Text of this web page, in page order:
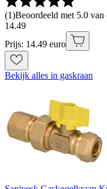
(1)Beoordeeld met 5.0
14.49
Prijs: 14.49 euro
Bekijk alles in gaskraan